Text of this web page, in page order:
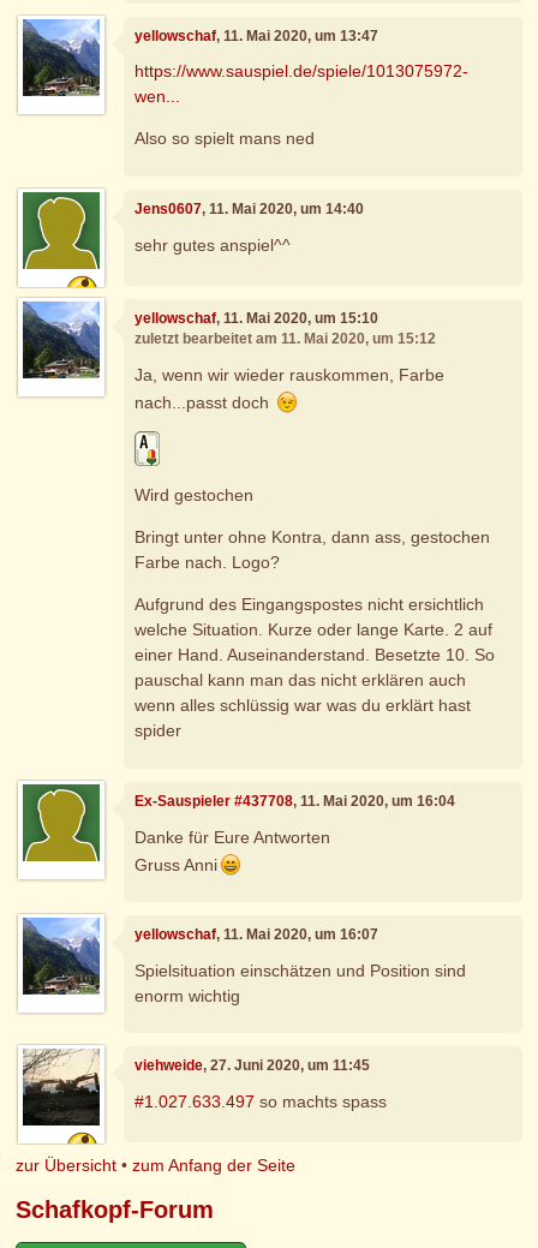
yellowschaf, 11. Mai 2020, um 13:47
https://www.sauspiel.de/spiele/1013075972-
wen...
Also so spielt mans ned
Jens0607, 11. Mai 2020, um 14:40
sehr gutes anspiel^^
yellowschaf, 11. Mai 2020, um 15:10
zuletzt bearbeitet am 11. Mai 2020, um 15:12
Ja, wenn wir wieder rauskommen, Farbe
nach...passt doch
Wird gestochen
Bringt unter ohne Kontra, dann ass, gestochen
Farbe nach. Logo?
Aufgrund des Eingangspostes nicht ersichtlich
welche Situation. Kurze oder lange Karte. 2 auf
einer Hand. Auseinanderstand. Besetzte 10. So
pauschal kann man das nicht erklären auch
wenn alles schlüssig war was du erklärt hast
spider
Ex-Sauspieler #437708, 11. Mai 2020, um 16:04
Danke für Eure Antworten
Gruss Anni
yellowschaf, 11. Mai 2020, um 16:07
Spielsituation einschätzen und Position sind
enorm wichtig
viehweide, 27. Juni 2020, um 11:45
#1.027.633.497 so machts spass
zur Übersicht •zum Anfang der Seite
Schafkopf-Forum